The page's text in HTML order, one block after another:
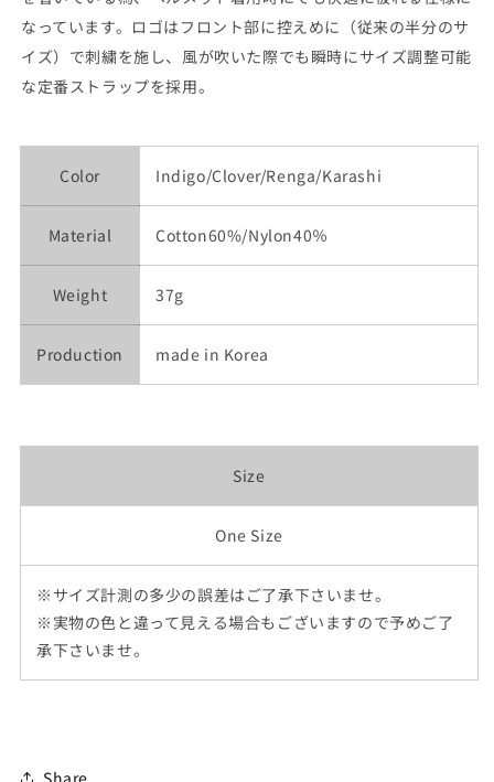
なっています。ロゴはフロント部に控えめに（従来の半分のサ
イズ）で刺繍を施し、風が吹いた際でも瞬時にサイズ調整可能
な定番ストラップを採用。
Color Indigo/Clover/Renga/Karashi
Material Cotton60%/Nylon40％
Weight 37g
Production made in Korea
Size
One Size
※サイズ計測の多少の誤差はご了承下さいませ。
※実物の色と違って見える場合もございますので予めご了
承下さいませ。
Share